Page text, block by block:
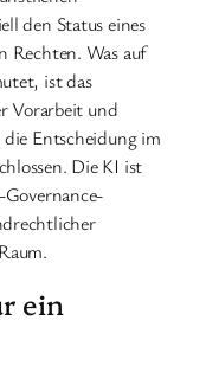
den Status eines
Rechten. Was auf
ist das
Vorarbeit und
Entscheidung im
Die KI ist
ein